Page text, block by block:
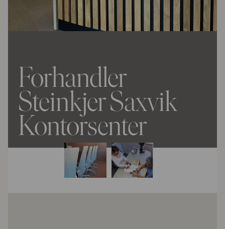
Forhandler
Steinkjer Saxvik
Kontorsenter